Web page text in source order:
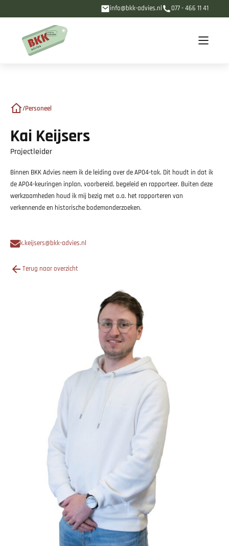
info@bkk-advies.nl 077 - 466 11 41
/Personeel
Kai Keijsers
Projectleider
Binnen BKK Advies neem ik de leiding over de AP04-tak. Dit houdt in dat ik
de AP04-keuringen inplan, voorbereid, begeleid en rapporteer. Buiten deze
werkzaamheden houd ik mij bezig met o.a. het rapporteren van
verkennende en historische bodemonderzoeken.
k.keijsers@bkk-advies.nl
Terug naar overzicht